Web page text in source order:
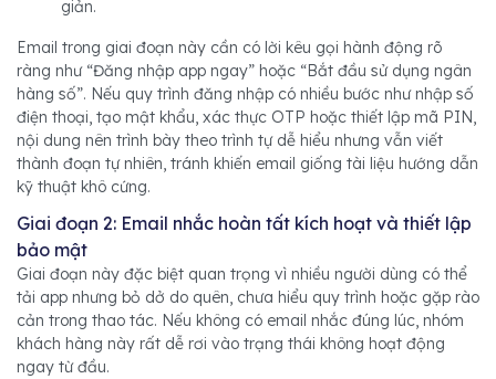
giản.
Email trong giai đoạn này cần có lời kêu gọi hành động rõ
ràng như “Đăng nhập app ngay” hoặc “Bắt đầu sử dụng ngân
hàng số”. Nếu quy trình đăng nhập có nhiều bước như nhập số
điện thoại, tạo mật khẩu, xác thực OTP hoặc thiết lập mã PIN,
nội dung nên trình bày theo trình tự dễ hiểu nhưng vẫn viết
thành đoạn tự nhiên, tránh khiến email giống tài liệu hướng dẫn
kỹ thuật khô cứng.
Giai đoạn 2: Email nhắc hoàn tất kích hoạt và thiết lập
bảo mật
Giai đoạn này đặc biệt quan trọng vì nhiều người dùng có thể
tải app nhưng bỏ dở do quên, chưa hiểu quy trình hoặc gặp rào
cản trong thao tác. Nếu không có email nhắc đúng lúc, nhóm
khách hàng này rất dễ rơi vào trạng thái không hoạt động
ngay từ đầu.